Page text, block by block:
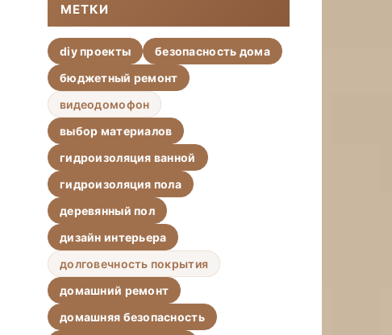
МЕТКИ
diy проекты
безопасность дома
бюджетный ремонт
видеодомофон
выбор материалов
гидроизоляция ванной
гидроизоляция пола
деревянный пол
дизайн интерьера
долговечность покрытия
домашний ремонт
домашняя безопасность